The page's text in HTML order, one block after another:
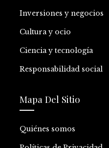
Inversiones y negocios
Cultura y ocio
Ciencia y tecnología
Responsabilidad social
Mapa Del Sitio
Quiénes somos